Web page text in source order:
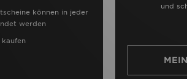
können in jeder
werden
kaufen
und